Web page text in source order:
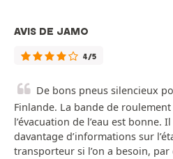
AVIS DE JAMO
4/5
De bons pneus silencieux
Finlande. La bande de
l’évacuation de l’eau est bonne.
davantage d’informations sur
transporteur si l’on a besoin,